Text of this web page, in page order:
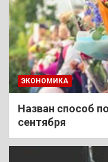
ЭКОНОМИКА
Назван способ
сентября